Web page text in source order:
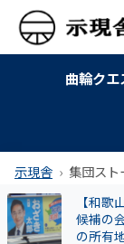
曲輪クエ
示現舎 集団スト
選】尾崎
スモ加太
陽光発電